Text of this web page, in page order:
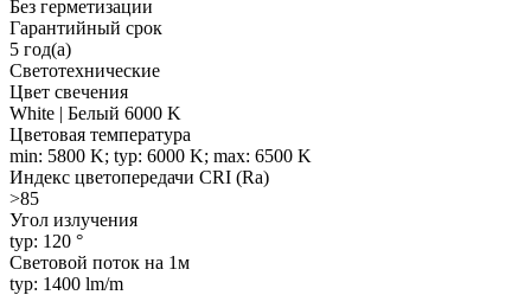
Без герметизации
Гарантийный срок
5 год(а)
Светотехнические
Цвет свечения
White | Белый 6000 K
Цветовая температура
min: 5800 K; typ: 6000 K; max: 6500 K
Индекс цветопередачи CRI (Ra)
>85
Угол излучения
typ: 120 °
Световой поток на 1м
typ: 1400 lm/m